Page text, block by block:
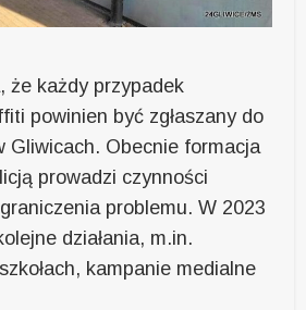
że każdy przypadek
powinien być zgłaszany do
Gliwicach. Obecnie formacja
prowadzi czynności
problemu. W 2023
działania, m.in.
kampanie medialne